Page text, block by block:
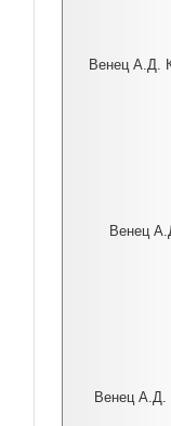
Венец А.Д.
Венец
Венец А.Д.